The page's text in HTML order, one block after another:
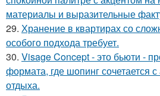
материалы и выразительные
29. Хранение в квартирах со
особого подхода требует.
30. Visage Concept - это бьюти -
формата, где шопинг сочетается
отдыха.